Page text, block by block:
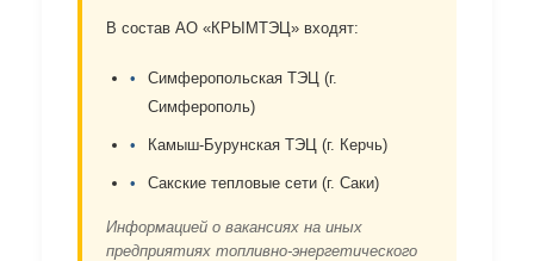
В состав АО «КРЫМТЭЦ» входят:
Симферопольская ТЭЦ (г.
Симферополь)
Камыш-Бурунская ТЭЦ (г. Керчь)
Сакские тепловые сети (г. Саки)
Информацией о вакансиях на иных
предприятиях топливно-энергетического